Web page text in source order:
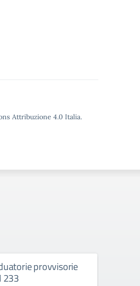
Attribuzione 4.0 Italia.
provvisorie
233